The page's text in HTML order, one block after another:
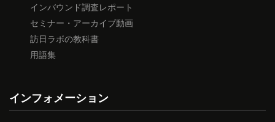
インバウンド調査レポート
セミナー・アーカイブ動画
訪日ラボの教科書
用語集
インフォメーション